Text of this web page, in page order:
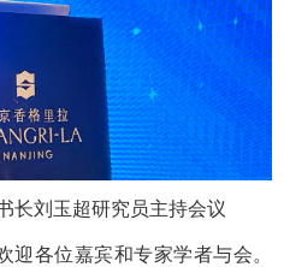
长刘玉超研究员主持会议
各位嘉宾和专家学者与会。